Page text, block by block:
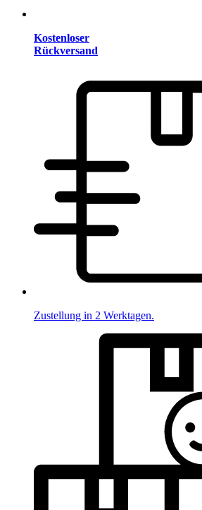
Kostenloser
Rückversand
Zustellung in 2 Werktagen.